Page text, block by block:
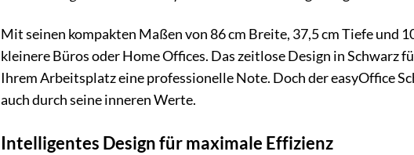
Mit seinen kompakten Maßen von 86 cm Breite, 37,5 cm Tiefe und
kleinere Büros oder Home Offices. Das zeitlose Design in
Ihrem Arbeitsplatz eine professionelle Note. Doch der easyOffice
auch durch seine inneren Werte.
Intelligentes Design für maximale Effizienz